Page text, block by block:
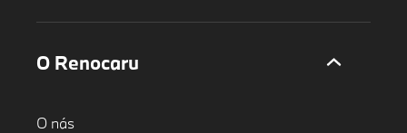
O Renocaru
O nás